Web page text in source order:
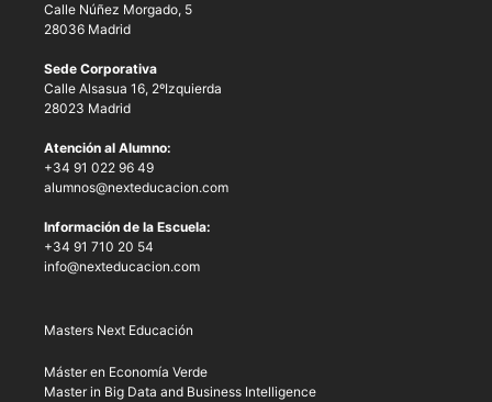
Calle Núñez Morgado, 5
28036 Madrid
Sede Corporativa
Calle Alsasua 16, 2ºIzquierda
28023 Madrid
Atención al Alumno:
+34 91 022 96 49
alumnos@nexteducacion.com
Información de la Escuela:
+34 91 710 20 54
info@nexteducacion.com
Masters Next Educación
Máster en Economía Verde
Master in Big Data and Business Intelligence